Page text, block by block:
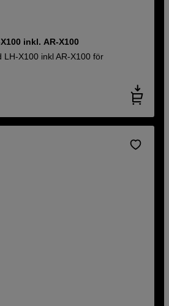
inkl. AR-X100
LH-X100 inkl AR-X100 för